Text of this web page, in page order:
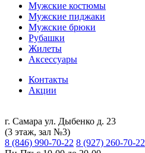
Мужские костюмы
Мужские пиджаки
Мужские брюки
Рубашки
Жилеты
Аксессуары
Контакты
Акции
г. Самара ул. Дыбенко д. 23
(3 этаж, зал №3)
8 (846) 990-70-22 8 (927) 260-70-22